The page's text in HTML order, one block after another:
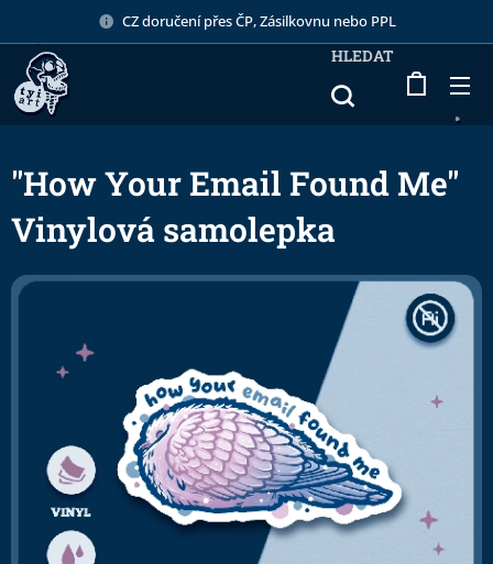
CZ doručení přes ČP, Zásilkovnu nebo PPL
HLEDAT
"How Your Email Found Me"
Vinylová samolepka